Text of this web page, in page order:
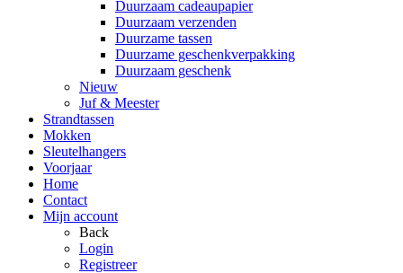
Duurzaam cadeaupapier
Duurzaam verzenden
Duurzame tassen
Duurzame geschenkverpakking
Duurzaam geschenk
Nieuw
Juf & Meester
Strandtassen
Mokken
Sleutelhangers
Voorjaar
Home
Contact
Mijn account
Back
Login
Registreer